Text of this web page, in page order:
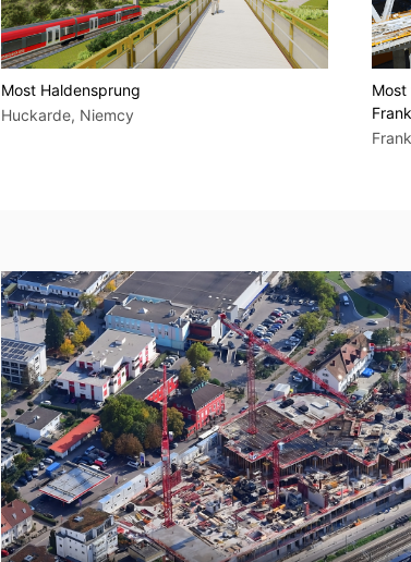
Most Haldensprung
Huckarde, Niemcy
Most